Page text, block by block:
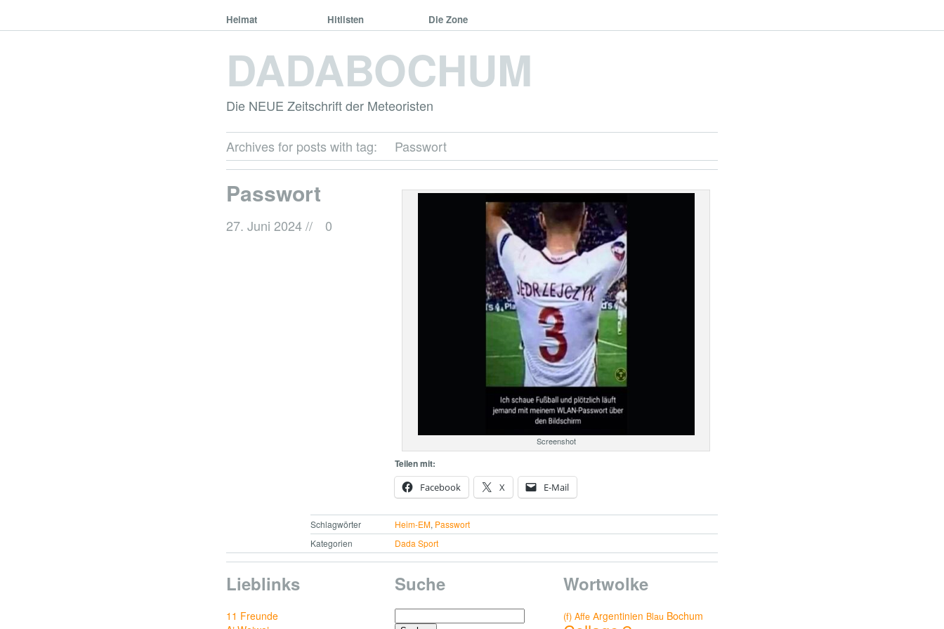
Heimat Hitlisten Die Zone
DADABOCHUM
Die NEUE Zeitschrift der Meteoristen
Archives for posts with tag: Passwort
Passwort
27. Juni 2024// 0
Screenshot
Teilen mit:
Facebook
X E-Mail
Schlagwörter Heim-EM, Passwort
Kategorien
Dada Sport
Lieblinks
11 Freunde
Suche
Suchen
Wortwolke
(f) Affe Argentinien Blau Bochum